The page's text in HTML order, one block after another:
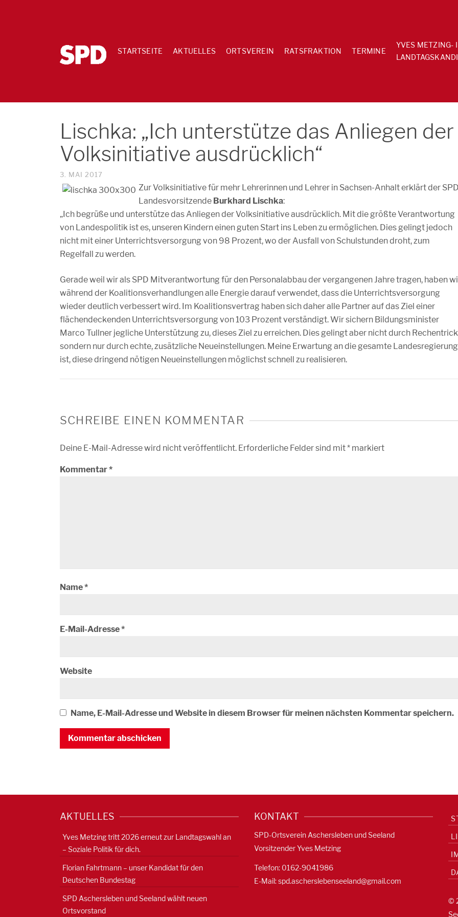
STARTSEITE AKTUELLES ORTSVEREIN RATSFRAKTION TERMINE
YVES METZING-
Lischka: „Ich unterstütze das Anliegen der
Volksinitiative ausdrücklich“
3. MAI 2017
Zur Volksinitiative für mehr Lehrerinnen und Lehrer in Sachsen-Anhalt erklärt der
Landesvorsitzende Burkhard Lischka:
„Ich begrüße und unterstütze das Anliegen der Volksinitiative ausdrücklich. Mit die größte Verantwortung
von Landespolitik ist es, unseren Kindern einen guten Start ins Leben zu ermöglichen. Dies gelingt jedoch
nicht mit einer Unterrichtsversorgung von 98 Prozent, wo der Ausfall von Schulstunden droht, zum
Regelfall zu werden.
Gerade weil wir als SPD Mitverantwortung für den Personalabbau der vergangenen Jahre tragen, haben
während der Koalitionsverhandlungen alle Energie darauf verwendet, dass die Unterrichtsversorgung
wieder deutlich verbessert wird. Im Koalitionsvertrag haben sich daher alle Partner auf das Ziel einer
flächendeckenden Unterrichtsversorgung von 103 Prozent verständigt. Wir sichern Bildungsminister
Marco Tullner jegliche Unterstützung zu, dieses Ziel zu erreichen. Dies gelingt aber nicht durch
sondern nur durch echte, zusätzliche Neueinstellungen. Meine Erwartung an die gesamte Landesregierung
ist, diese dringend nötigen Neueinstellungen möglichst schnell zu realisieren.
SCHREIBE EINEN KOMMENTAR
Deine E-Mail-Adresse wird nicht veröffentlicht. Erforderliche Felder sind mit* markiert
Kommentar*
Name*
E-Mail-Adresse*
Website
Name, E-Mail-Adresse und Website in diesem Browser für meinen nächsten Kommentar speichern.
AKTUELLES
Yves Metzing tritt 2026 erneut zur Landtagswahl an
– Soziale Politik für dich.
Florian Fahrtmann – unser Kandidat für den
Deutschen Bundestag
SPD Aschersleben und Seeland wählt neuen
Ortsvorstand
KONTAKT
SPD-Ortsverein Aschersleben und Seeland
Vorsitzender Yves Metzing
Telefon: 0162-9041986
E-Mail:spd.ascherslebenseeland@gmail.com
©